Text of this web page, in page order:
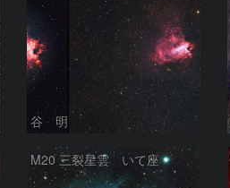
谷 明
M20 三裂星雲 いて座